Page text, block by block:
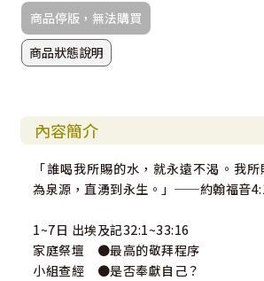
商品停版，無法購買
商品狀態說明
內容簡介
「誰喝我所賜的水，就永遠不渴。我
為泉源，直湧到永生。」──約翰福音
1~7日 出埃及記32:1~33:16
家庭祭壇 ●最高的敬拜程序
小組查經 ●是否奉獻自己？